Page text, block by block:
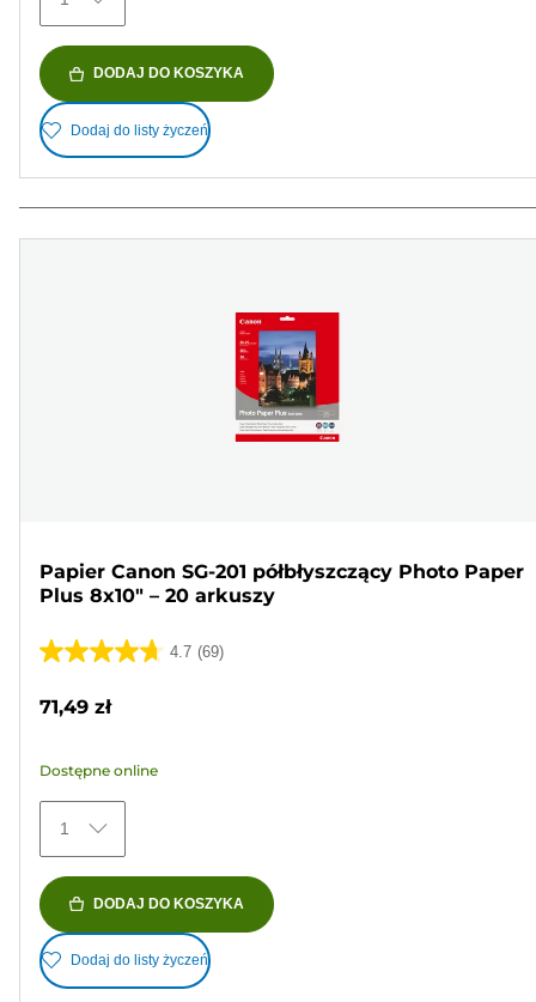
DODAJ DO KOSZYKA
Dodaj do listy życzeń
Papier Canon SG-201 półbłyszczący Photo Paper
Plus 8x10" – 20 arkuszy
4.7 (69)
4.7
69
Recenzji
71,49 zł
Dostępne online
1
DODAJ DO KOSZYKA
Dodaj do listy życzeń